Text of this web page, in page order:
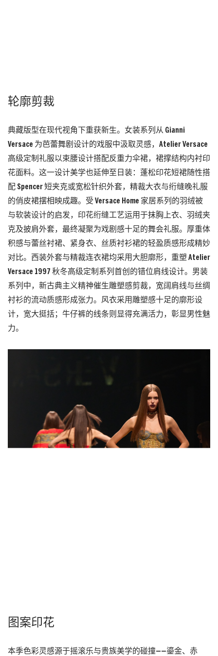
轮廓剪裁
典藏版型在现代视角下重获新生。女装系列从 Gianni
Versace 为芭蕾舞剧设计的戏服中汲取灵感，Atelier Versace
高级定制礼服以束腰设计搭配反重力伞裙，裙撑结构内衬印
花面料。这一设计美学也延伸至日装：蓬松印花短裙随性搭
配 Spencer 短夹克或宽松针织外套，精裁大衣与绗缝晚礼服
的俏皮裙摆相映成趣。受 Versace Home 家居系列的羽绒被
与软装设计的启发，印花绗缝工艺运用于抹胸上衣、羽绒夹
克及披肩外套，最终凝聚为戏剧感十足的舞会礼服。厚重体
积感与蕾丝衬裙、紧身衣、丝质衬衫裙的轻盈质感形成精妙
对比。西装外套与精裁连衣裙均采用大胆廓形，重塑 Atelier
Versace 1997 秋冬高级定制系列首创的错位肩线设计。男装
系列中，新古典主义精神催生雕塑感剪裁，宽阔肩线与丝绸
衬衫的流动质感形成张力。风衣采用雕塑感十足的廓形设
计，宽大挺括；牛仔裤的线条则显得充满活力，彰显男性魅
力。
图案印花
本季色彩灵感源于摇滚乐与贵族美学的碰撞——鎏金、赤